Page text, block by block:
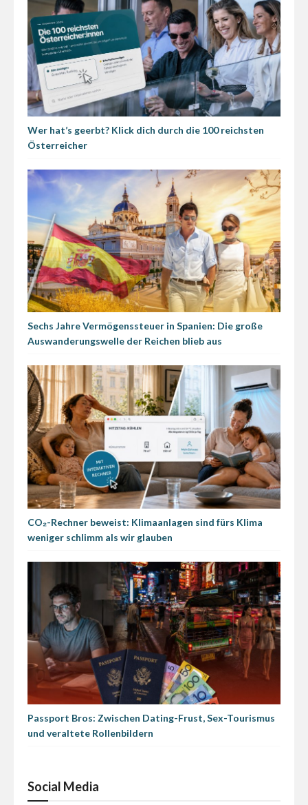
Wer hat’s geerbt? Klick dich durch die 100 reichsten
Österreicher
Sechs Jahre Vermögenssteuer in Spanien: Die große
Auswanderungswelle der Reichen blieb aus
CO₂-Rechner beweist: Klimaanlagen sind fürs Klima
weniger schlimm als wir glauben
Passport Bros: Zwischen Dating-Frust, Sex-Tourismus
und veraltete Rollenbildern
Social Media